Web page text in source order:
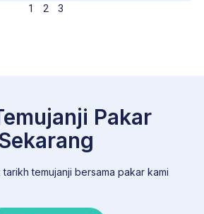
1 2 3
Pakar
temujanji bersama pakar kami